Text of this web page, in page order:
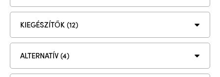
KIEGÉSZÍTŐK (12)
ALTERNATÍV (4)